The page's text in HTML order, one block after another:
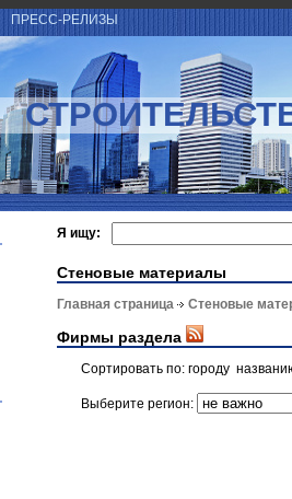
ПРЕСС-РЕЛИЗЫ
Я ищу:
Стеновые материалы
Главная страница Стеновые
Фирмы раздела
Сортировать по: городу
Выберите регион: